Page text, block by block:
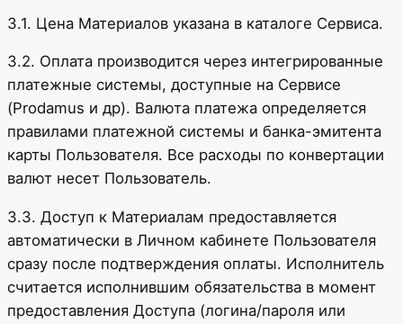
3.1. Цена Материалов указана в каталоге Сервиса.
3.2. Оплата производится через интегрированные
платежные системы, доступные на Сервисе
(Prodamus и др). Валюта платежа определяется
правилами платежной системы и банка-эмитента
карты Пользователя. Все расходы по конвертации
валют несет Пользователь.
3.3. Доступ к Материалам предоставляется
автоматически в Личном кабинете Пользователя
сразу после подтверждения оплаты. Исполнитель
считается исполнившим обязательства в момент
предоставления Доступа (логина/пароля или